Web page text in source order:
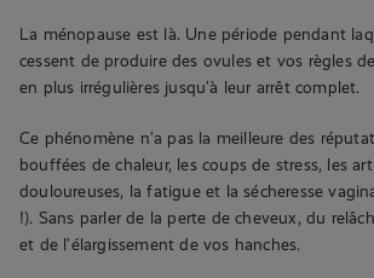
La ménopause est là. Une période pendant
cessent de produire des ovules et vos règles
en plus irrégulières jusqu’à leur arrêt complet.
Ce phénomène n’a pas la meilleure des
bouffées de chaleur, les coups de stress, les
douloureuses, la fatigue et la sécheresse
!). Sans parler de la perte de cheveux, du
et de l’élargissement de vos hanches.